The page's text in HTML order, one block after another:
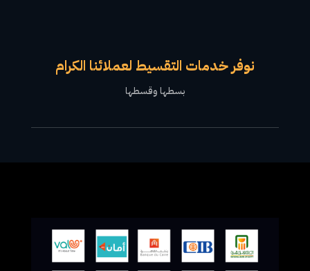
نوفر خدمات التقسيط لعملائنا الكرام
بسطها وقسطها